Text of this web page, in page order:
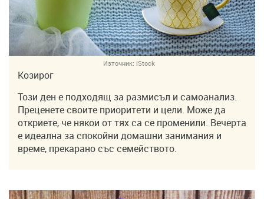
Източник: iStock
Козирог
Този ден е подходящ за размисъл и самоанализ.
Преценете своите приоритети и цели. Може да
откриете, че някои от тях са се променили. Вечерта
е идеална за спокойни домашни занимания и
време, прекарано със семейството.